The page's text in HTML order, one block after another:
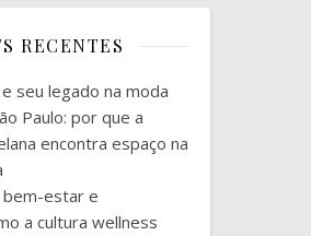
RECENTES
seu legado na moda
Paulo: por que a
encontra espaço na
bem-estar e
a cultura wellness